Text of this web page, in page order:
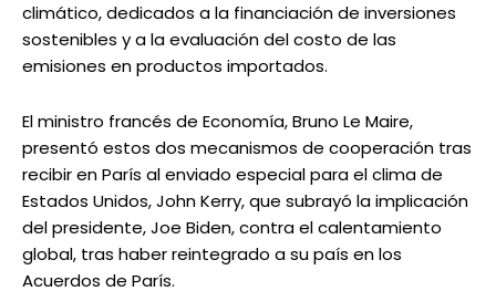
climático, dedicados a la financiación de inversiones
sostenibles y a la evaluación del costo de las
emisiones en productos importados.
El ministro francés de Economía, Bruno Le Maire,
presentó estos dos mecanismos de cooperación tras
recibir en París al enviado especial para el clima de
Estados Unidos, John Kerry, que subrayó la implicación
del presidente, Joe Biden, contra el calentamiento
global, tras haber reintegrado a su país en los
Acuerdos de París.